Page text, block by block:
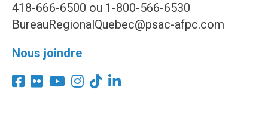
418-666-6500 ou 1-800-566-6530
BureauRegionalQuebec@psac-afpc.com
Nous joindre